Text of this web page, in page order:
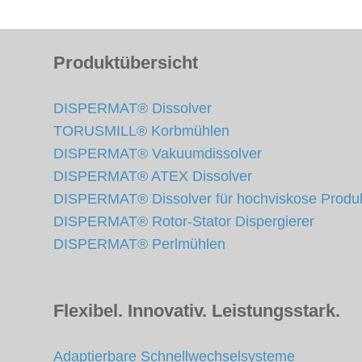
Produktübersicht
DISPERMAT® Dissolver
TORUSMILL® Korbmühlen
DISPERMAT® Vakuumdissolver
DISPERMAT® ATEX Dissolver
DISPERMAT® Dissolver für hochviskose
DISPERMAT® Rotor-Stator Dispergierer
DISPERMAT® Perlmühlen
Flexibel. Innovativ. Leistungsstark.
Adaptierbare Schnellwechselsysteme